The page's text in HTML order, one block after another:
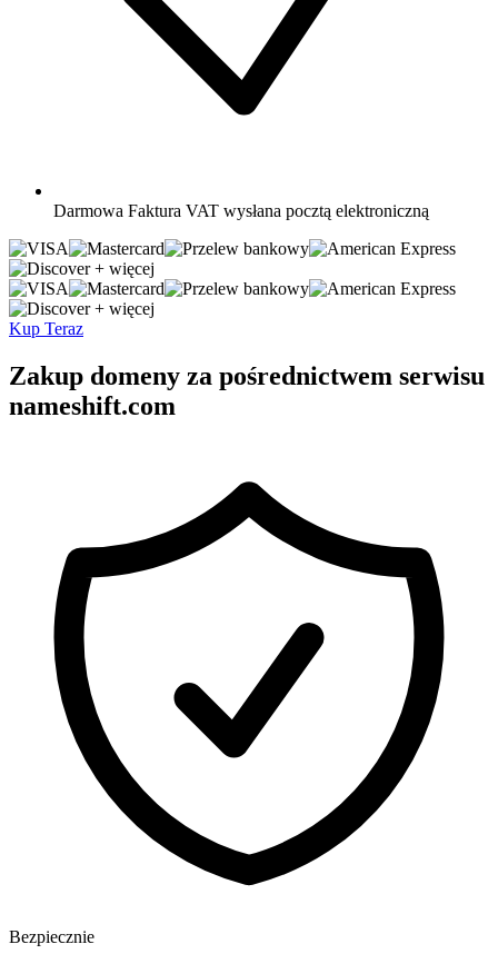
Darmowa Faktura VAT wysłana pocztą elektroniczną
+ więcej
+ więcej
Kup Teraz
Zakup domeny za pośrednictwem serwisu
nameshift.com
Bezpiecznie